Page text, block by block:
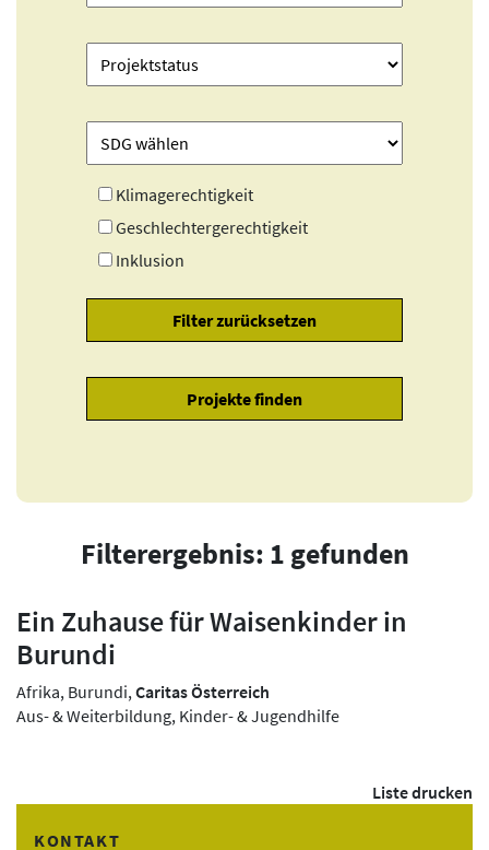
Klimagerechtigkeit
Geschlechtergerechtigkeit
Inklusion
Filterergebnis: 1 gefunden
Ein Zuhause für Waisenkinder in
Burundi
Afrika, Burundi, Caritas Österreich
Aus- & Weiterbildung, Kinder- & Jugendhilfe
Liste drucken
KONTAKT